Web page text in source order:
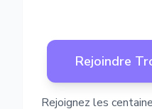
Rejoindre
Rejoignez les